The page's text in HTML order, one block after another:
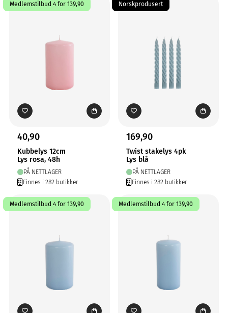
Medlemstilbud 4 for 139,90
40,90
Kubbelys 12cm
Lys rosa, 48h
PÅ NETTLAGER
Finnes i 282 butikker
Norskprodusert
169,90
Twist stakelys 4pk
Lys blå
PÅ NETTLAGER
Finnes i 282 butikker
Medlemstilbud 4 for 139,90 Medlemstilbud 4 for 139,90